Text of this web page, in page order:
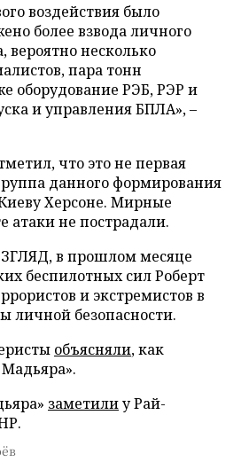
воздействия было
более взвода личного
вероятно несколько
пара тонн
оборудование РЭБ, РЭР и
и управления БПЛА», –
что это не первая
данного формирования
Херсоне. Мирные
атаки не пострадали.
в прошлом месяце
беспилотных сил Роберт
и экстремистов в
личной безопасности.
объясняли, как
заметилиу Рай-